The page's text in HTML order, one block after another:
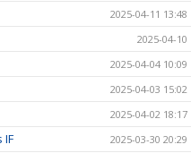
2025-04-11 13:48
2025-04-10
2025-04-04 10:09
2025-04-03 15:02
2025-04-02 18:17
IF 2025-03-30 20:29